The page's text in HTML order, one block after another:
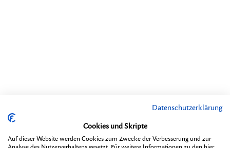
Datenschutzerklärung
Cookies und Skripte
Auf dieser Website werden Cookies zum Zwecke der Verbesserung und zur